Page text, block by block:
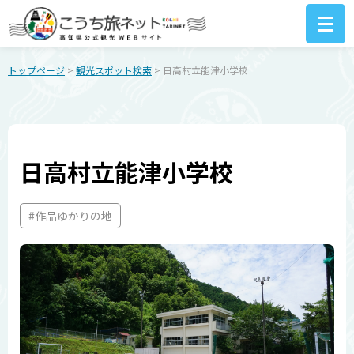
トップページ > 観光スポット検索 > 日高村立能津小学校
日高村立能津小学校
#作品ゆかりの地